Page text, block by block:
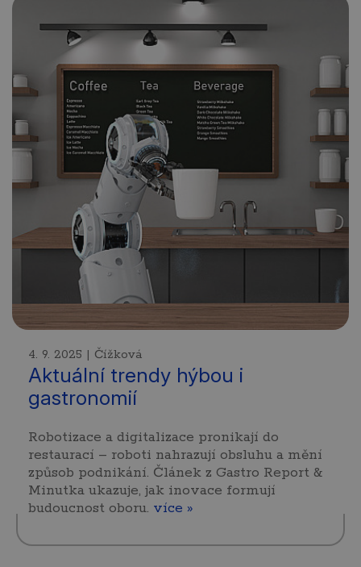
4. 9. 2025 | Čížková
Aktuální trendy hýbou i
gastronomií
Robotizace a digitalizace pronikají do
restaurací – roboti nahrazují obsluhu a mění
způsob podnikání. Článek z Gastro Report &
Minutka ukazuje, jak inovace formují
budoucnost oboru. více »